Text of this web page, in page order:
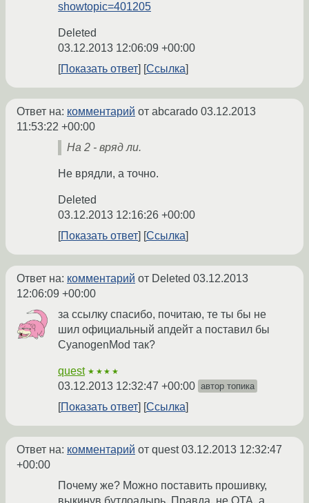
showtopic=401205
Deleted
03.12.2013 12:06:09 +00:00
Показать ответ
Ссылка
Ответ на: комментарий от abcarado 03.12.2013
11:53:22 +00:00
На 2 - вряд ли.
Не врядли, а точно.
Deleted
03.12.2013 12:16:26 +00:00
Показать ответ
Ссылка
Ответ на: комментарий от Deleted 03.12.2013
12:06:09 +00:00
за ссылку спасибо, почитаю, те ты бы не
шил официальный апдейт а поставил бы
CyanogenMod так?
quest ★★★★
03.12.2013 12:32:47 +00:00 автор топика
Показать ответ Ссылка
Ответ на: комментарий от quest03.12.2013 12:32:47
+00:00
Почему же? Можно поставить прошивку,
выкинув бутлоадырь. Правда, не OTA, а